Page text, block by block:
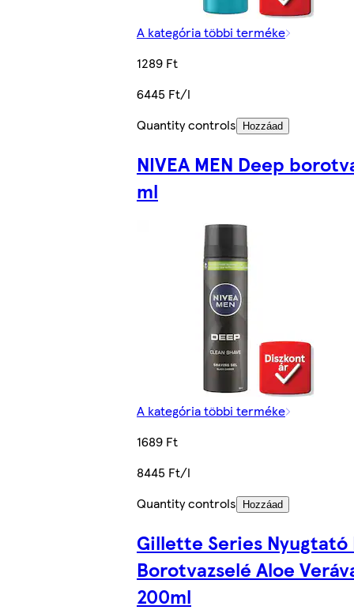
A kategória többi terméke
1289 Ft
6445 Ft/l
Quantity controls
Hozzáad
NIVEA MEN Deep
ml
A kategória többi terméke
1689 Ft
8445 Ft/l
Quantity controls
Hozzáad
Gillette Series Nyugtató
Borotvazselé Aloe
200ml